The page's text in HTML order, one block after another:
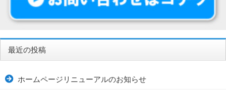
最近の投稿
ホームページリニューアルのお知らせ